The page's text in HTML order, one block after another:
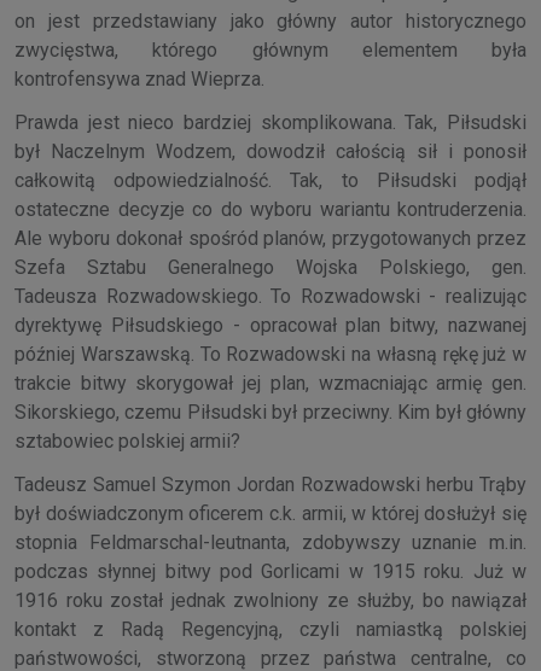
on jest przedstawiany jako główny autor historycznego
zwycięstwa, którego głównym elementem była
kontrofensywa znad Wieprza.
Prawda jest nieco bardziej skomplikowana. Tak, Piłsudski
był Naczelnym Wodzem, dowodził całością sił i ponosił
całkowitą odpowiedzialność. Tak, to Piłsudski podjął
ostateczne decyzje co do wyboru wariantu kontruderzenia.
Ale wyboru dokonał spośród planów, przygotowanych przez
Szefa Sztabu Generalnego Wojska Polskiego, gen.
Tadeusza Rozwadowskiego. To Rozwadowski - realizując
dyrektywę Piłsudskiego - opracował plan bitwy, nazwanej
później Warszawską. To Rozwadowski na własną rękę już w
trakcie bitwy skorygował jej plan, wzmacniając armię gen.
Sikorskiego, czemu Piłsudski był przeciwny. Kim był główny
sztabowiec polskiej armii?
Tadeusz Samuel Szymon Jordan Rozwadowski herbu Trąby
był doświadczonym oficerem c.k. armii, w której dosłużył się
stopnia Feldmarschal-leutnanta, zdobywszy uznanie m.in.
podczas słynnej bitwy pod Gorlicami w 1915 roku. Już w
1916 roku został jednak zwolniony ze służby, bo nawiązał
kontakt z Radą Regencyjną, czyli namiastką polskiej
państwowości, stworzoną przez państwa centralne, co